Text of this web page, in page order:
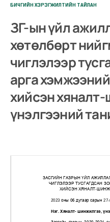
БИЧГИЙН ХЭРЭГЖИЛТИЙН ТАЙЛАН
ЗГ-ын үйл
хөтөлбөрт
чиглэлээр
арга
хийсэн
үнэлгээний